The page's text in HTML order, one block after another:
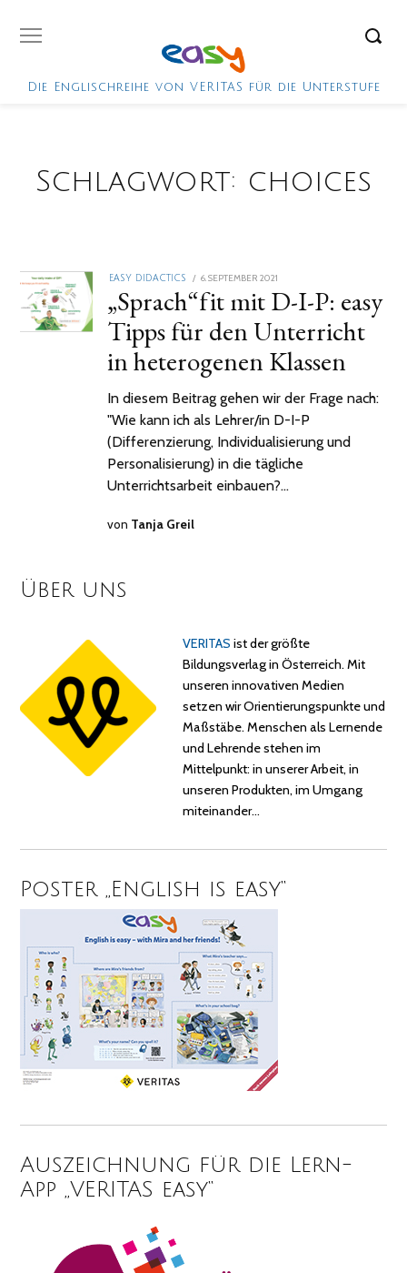
Die Englischreihe von VERITAS für die Unterstufe
Schlagwort: choices
EASY DIDACTICS
POSTED
ON
6. SEPTEMBER 2021
OKTOBER
2021
„Sprach“fit mit D-I-P: easy
Tipps für den Unterricht
in heterogenen Klassen
In diesem Beitrag gehen wir der Frage nach:
"Wie kann ich als Lehrer/in D-I-P
(Differenzierung, Individualisierung und
Personalisierung) in die tägliche
Unterrichtsarbeit einbauen?…
von Tanja Greil
Über uns
VERITAS ist der größte
Bildungsverlag in Österreich. Mit
unseren innovativen Medien
setzen wir Orientierungspunkte und
Maßstäbe. Menschen als Lernende
und Lehrende stehen im
Mittelpunkt: in unserer Arbeit, in
unseren Produkten, im Umgang
miteinander…
Poster „English is easy“
Auszeichnung für die Lern-
App „VERITAS easy“